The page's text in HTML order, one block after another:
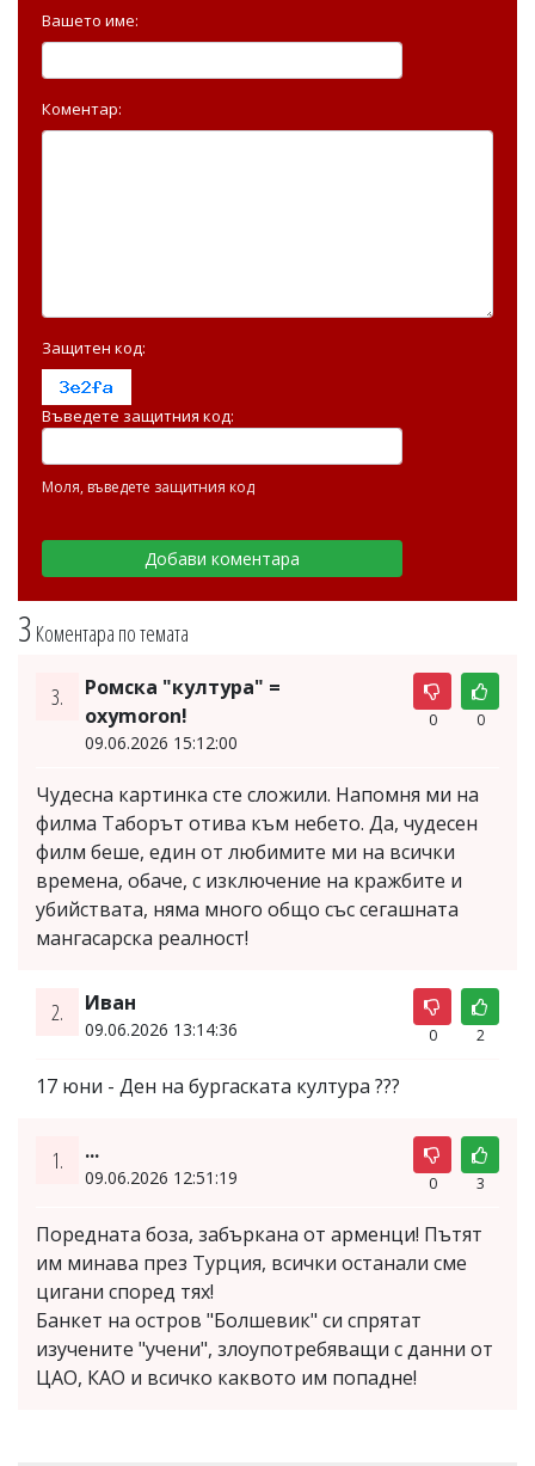
3 Коментара по темата
3.
Ромска "култура" =
oxymoron!
09.06.2026 15:12:00
0 0
Чудесна картинка сте сложили. Напомня ми на
филма Таборът отива към небето. Да, чудесен
филм беше, един от любимите ми на всички
времена, обаче, с изключение на кражбите и
убийствата, няма много общо със сегашната
мангасарска реалност!
2. Иван
09.06.2026 13:14:36 0 2
17 юни - Ден на бургаската култура ???
1. ...
09.06.2026 12:51:19 0 3
Поредната боза, забъркана от арменци! Пътят
им минава през Турция, всички останали сме
цигани според тях!
Банкет на остров "Болшевик" си спрятат
изучените "учени", злоупотребяващи с данни от
ЦАО, КАО и всичко каквото им попадне!
Вашето име:
Коментар:
Защитен код:
Въведете защитния код:
Моля, въведете защитния код